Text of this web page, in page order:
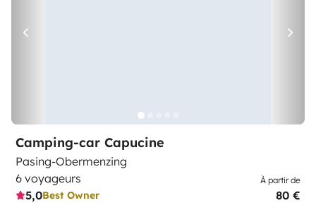
Camping-car Capucine
Pasing-Obermenzing
6 voyageurs
5,0Best Owner
À partir de
80 €